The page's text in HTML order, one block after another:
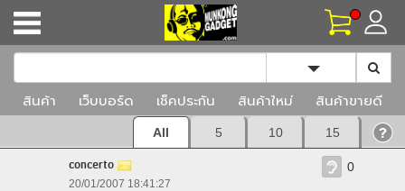
Toggle
สินค้า เว็บบอร์ด เช็คประกัน สินค้าใหม่ สินค้าขายดี
All 5 10 15
concerto
20/01/2007 18:41:27
0